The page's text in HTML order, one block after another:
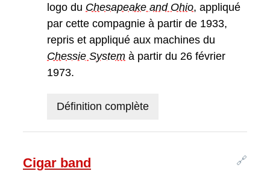
logo du Chesapeake and Ohio, appliqué
par cette compagnie à partir de 1933,
repris et appliqué aux machines du
Chessie System à partir du 26 février
1973.
Définition complète
🔗
Cigar band